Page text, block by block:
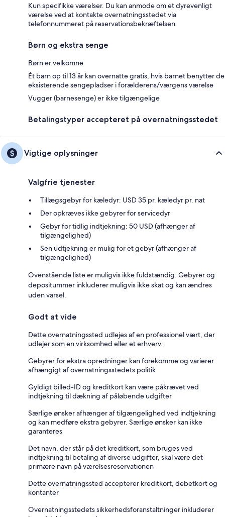
Kun specifikke værelser. Du kan anmode om et dyrevenligt
værelse ved at kontakte overnatningsstedet via
telefonnummeret på reservationsbekræftelsen
Børn og ekstra senge
Børn er velkomne
Ét barn op til 13 år kan overnatte gratis, hvis barnet benytter de
eksisterende sengepladser i forælderens/værgens værelse
Vugger (barnesenge) er ikke tilgængelige
Betalingstyper accepteret på overnatningsstedet
Vigtige oplysninger
Valgfrie tjenester
Tillægsgebyr for kæledyr: USD 35 pr. kæledyr pr. nat
Der opkræves ikke gebyrer for servicedyr
Gebyr for tidlig indtjekning: 50 USD (afhænger af
tilgængelighed)
Sen udtjekning er mulig for et gebyr (afhænger af
tilgængelighed)
Ovenstående liste er muligvis ikke fuldstændig. Gebyrer og
depositummer inkluderer muligvis ikke skat og kan ændres
uden varsel.
Godt at vide
Dette overnatningssted udlejes af en professionel vært, der
udlejer som en virksomhed eller et erhverv.
Gebyrer for ekstra opredninger kan forekomme og varierer
afhængigt af overnatningsstedets politik
Gyldigt billed-ID og kreditkort kan være påkrævet ved
indtjekning til dækning af påløbende udgifter
Særlige ønsker afhænger af tilgængelighed ved indtjekning
og kan medføre ekstra gebyrer. Særlige ønsker kan ikke
garanteres
Det navn, der står på det kreditkort, som bruges ved
indtjekning til betaling af diverse udgifter, skal være det
primære navn på værelsesreservationen
Dette overnatningssted accepterer kreditkort, debetkort og
kontanter
Overnatningsstedets sikkerhedsforanstaltninger inkluderer